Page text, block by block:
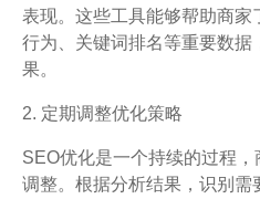
表现。这些工具能够帮助商家
行为、关键词排名等重要数据
果。
2. 定期调整优化策略
SEO优化是一个持续的过程
调整。根据分析结果，识别需